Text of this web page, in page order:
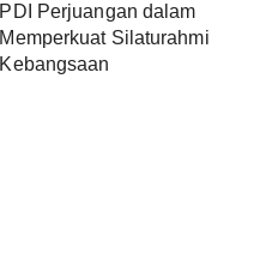
PDI Perjuangan dalam
Memperkuat Silaturahmi
Kebangsaan